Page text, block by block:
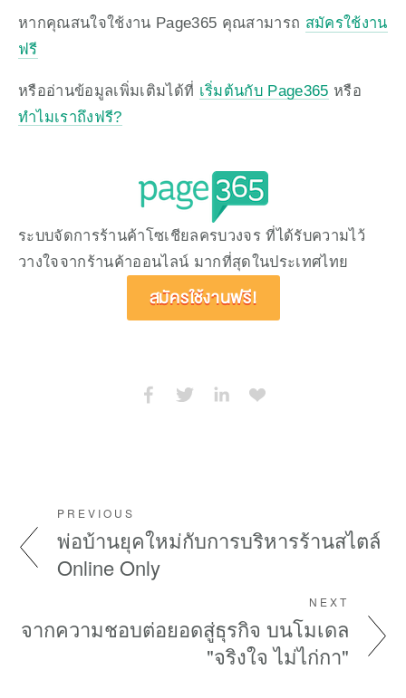
หากคุณสนใจใช้งาน Page365 คุณสามารถ สมัครใช้งาน
ฟรี
หรืออ่านข้อมูลเพิ่มเติมได้ที่ เริ่มต้นกับ Page365
ทำไมเราถึงฟรี?
ระบบจัดการร้านค้าโซเชียลครบวงจร ที่ได้รับความไว้
วางใจจากร้านค้าออนไลน์ มากที่สุดในประเทศไทย
สมัครใช้งานฟรี!
PREVIOUS
พ่อบ้านยุคใหม่กับการบริหารร้านสไตล์
Online Only
NEXT
จากความชอบต่อยอดสู่ธุรกิจ บนโมเดล
"จริงใจ ไม่ไก่กา"